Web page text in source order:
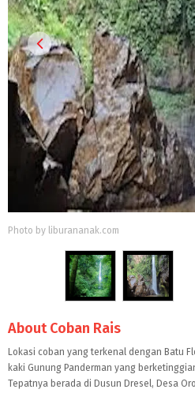
Photo by liburananak.com
About Coban Rais
Lokasi coban yang terkenal dengan Batu
kaki Gunung Panderman yang
Tepatnya berada di Dusun Dresel, Desa